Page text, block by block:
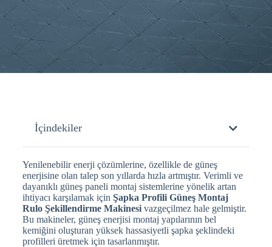
İçindekiler
Yenilenebilir enerji çözümlerine, özellikle de güneş
enerjisine olan talep son yıllarda hızla artmıştır. Verimli ve
dayanıklı güneş paneli montaj sistemlerine yönelik artan
ihtiyacı karşılamak için Şapka Profili Güneş Montaj
Rulo Şekillendirme Makinesivazgeçilmez hale gelmiştir.
Bu makineler, güneş enerjisi montaj yapılarının bel
kemiğini oluşturan yüksek hassasiyetli şapka şeklindeki
profilleri üretmek için tasarlanmıştır.